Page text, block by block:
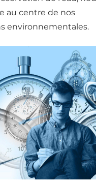
au centre de nos
environnementales.